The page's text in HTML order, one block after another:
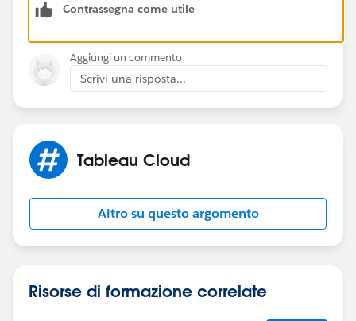
body {
height: 100%; width: 100%; padding: 0px 0px 0px
0px;
margin-top: 0px;
margin-bottom 0px;
margin-right: 0px;
</style>
Contrassegna come utile
Aggiungi un commento
Scrivi una risposta...
Tableau Cloud
Altro su questo argomento
Risorse di formazione correlate